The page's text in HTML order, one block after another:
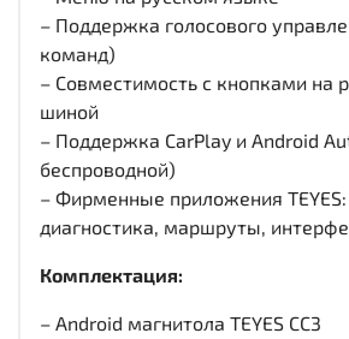
– Поддержка голосового
команд)
– Совместимость с кнопками на
шиной
– Поддержка CarPlay и Android
беспроводной)
– Фирменные приложения
диагностика, маршруты,
Комплектация:
– Android магнитола TEYES CC3